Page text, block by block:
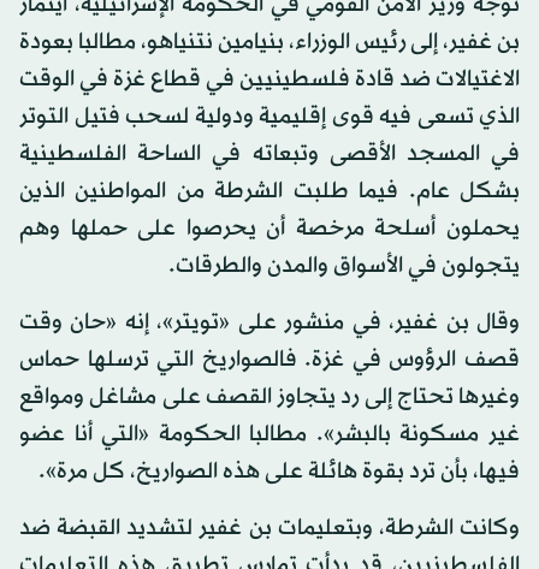
بن غفير، إلى رئيس الوزراء، بنيامين نتنياهو، مطالبا بعودة
الاغتيالات ضد قادة فلسطينيين في قطاع غزة في الوقت
الذي تسعى فيه قوى إقليمية ودولية لسحب فتيل التوتر
في المسجد الأقصى وتبعاته في الساحة الفلسطينية
بشكل عام. فيما طلبت الشرطة من المواطنين الذين
يحملون أسلحة مرخصة أن يحرصوا على حملها وهم
يتجولون في الأسواق والمدن والطرقات.
وقال بن غفير، في منشور على «تويتر»، إنه «حان وقت
قصف الرؤوس في غزة. فالصواريخ التي ترسلها حماس
وغيرها تحتاج إلى رد يتجاوز القصف على مشاغل ومواقع
غير مسكونة بالبشر». مطالبا الحكومة «التي أنا عضو
فيها، بأن ترد بقوة هائلة على هذه الصواريخ، كل مرة».
وكانت الشرطة، وبتعليمات بن غفير لتشديد القبضة ضد